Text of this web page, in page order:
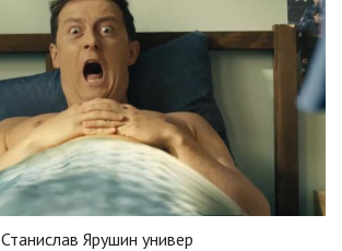
Станислав Ярушин универ